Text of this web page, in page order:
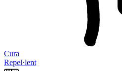
Cura
Repel·lent